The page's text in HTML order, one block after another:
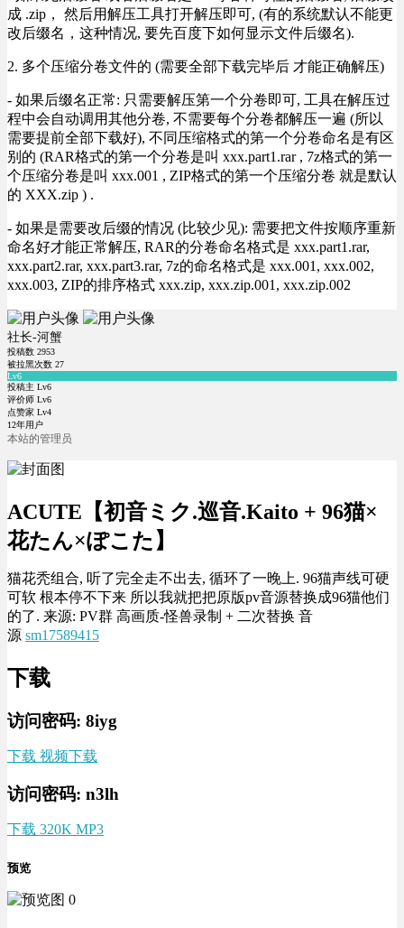
成 .zip， 然后用解压工具打开解压即可, (有的系统默认不能更
改后缀名，这种情况, 要先百度下如何显示文件后缀名).
2. 多个压缩分卷文件的 (需要全部下载完毕后 才能正确解压)
- 如果后缀名正常: 只需要解压第一个分卷即可, 工具在解压过
程中会自动调用其他分卷, 不需要每个分卷都解压一遍 (所以
需要提前全部下载好), 不同压缩格式的第一个分卷命名是有区
别的 (RAR格式的第一个分卷是叫 xxx.part1.rar , 7z格式的第一
个压缩分卷是叫 xxx.001 , ZIP格式的第一个压缩分卷 就是默认
的 XXX.zip ) .
- 如果是需要改后缀的情况 (比较少见): 需要把文件按顺序重新
命名好才能正常解压, RAR的分卷命名格式是 xxx.part1.rar,
xxx.part2.rar, xxx.part3.rar, 7z的命名格式是 xxx.001, xxx.002,
xxx.003, ZIP的排序格式 xxx.zip, xxx.zip.001, xxx.zip.002
社长-河蟹
投稿数 2953
被拉黑次数 27
Lv6
投稿主 Lv6
评价师 Lv6
点赞家 Lv4
12年用户
本站的管理员
ACUTE【初音ミク.巡音.Kaito + 96猫×
花たん×ぽこた】
猫花秃组合, 听了完全走不出去, 循环了一晚上. 96猫声线可硬
可软 根本停不下来 所以我就把把原版pv音源替换成96猫他们
的了. 来源: PV群 高画质-怪兽录制 + 二次替换 音
源 sm17589415
下载
访问密码: 8iyg
下载 视频下载
访问密码: n3lh
下载 320K MP3
预览